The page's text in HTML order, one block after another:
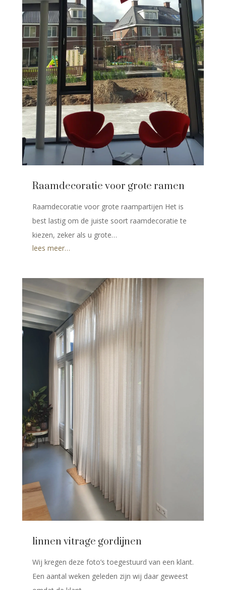
Raamdecoratie voor grote ramen
Raamdecoratie voor grote raampartijen Het is
best lastig om de juiste soort raamdecoratie te
kiezen, zeker als u grote…
lees meer…
linnen vitrage gordijnen
Wij kregen deze foto’s toegestuurd van een klant.
Een aantal weken geleden zijn wij daar geweest